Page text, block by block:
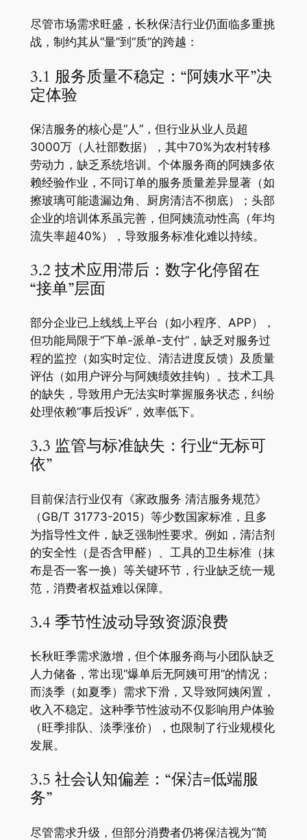
尽管市场需求旺盛，长秋保洁行业仍面临多重挑
战，制约其从“量”到“质”的跨越：
3.1 服务质量不稳定：“阿姨水平”决
定体验
保洁服务的核心是“人”，但行业从业人员超
3000万（人社部数据），其中70%为农村转移
劳动力，缺乏系统培训。个体服务商的阿姨多依
赖经验作业，不同订单的服务质量差异显著（如
擦玻璃可能遗漏边角、厨房清洁不彻底）；头部
企业的培训体系虽完善，但阿姨流动性高（年均
流失率超40%），导致服务标准化难以持续。
3.2 技术应用滞后：数字化停留在
“接单”层面
部分企业已上线线上平台（如小程序、APP），
但功能局限于“下单-派单-支付”，缺乏对服务过
程的监控（如实时定位、清洁进度反馈）及质量
评估（如用户评分与阿姨绩效挂钩）。技术工具
的缺失，导致用户无法实时掌握服务状态，纠纷
处理依赖“事后投诉”，效率低下。
3.3 监管与标准缺失：行业“无标可
依”
目前保洁行业仅有《家政服务 清洁服务规范》
（GB/T 31773-2015）等少数国家标准，且多
为指导性文件，缺乏强制性要求。例如，清洁剂
的安全性（是否含甲醛）、工具的卫生标准（抹
布是否一客一换）等关键环节，行业缺乏统一规
范，消费者权益难以保障。
3.4 季节性波动导致资源浪费
长秋旺季需求激增，但个体服务商与小团队缺乏
人力储备，常出现“爆单后无阿姨可用”的情况；
而淡季（如夏季）需求下滑，又导致阿姨闲置，
收入不稳定。这种季节性波动不仅影响用户体验
（旺季排队、淡季涨价），也限制了行业规模化
发展。
3.5 社会认知偏差：“保洁=低端服
务”
尽管需求升级，但部分消费者仍将保洁视为“简